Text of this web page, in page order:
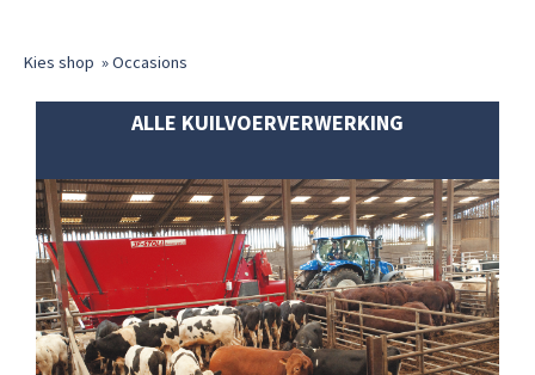
Kies shop »Occasions
ALLE KUILVOERVERWERKING